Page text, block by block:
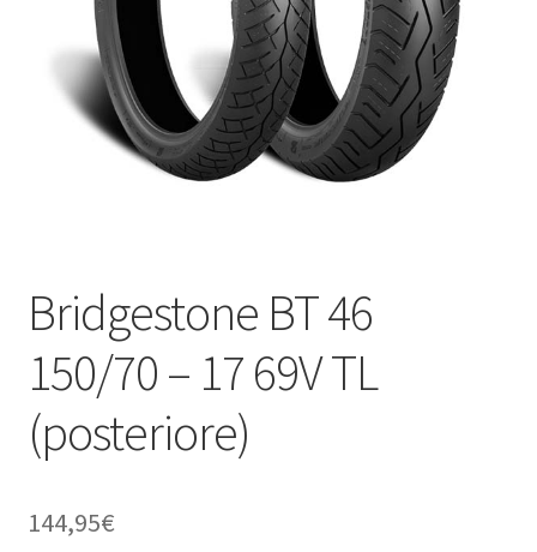
Bridgestone BT 46
150/70 – 17 69V TL
(posteriore)
144,95€